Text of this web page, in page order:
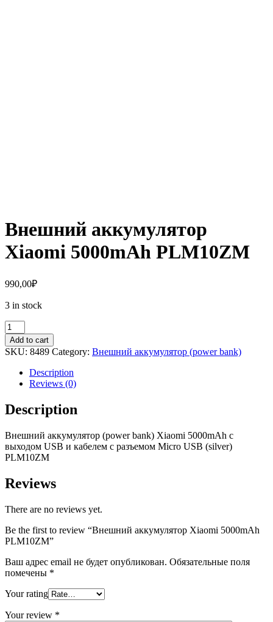
Внешний аккумулятор
Xiaomi 5000mAh PLM10ZM
990,00₽
3 in stock
Внешний
аккумулятор
Xiaomi
5000mAh
PLM10ZM
quantity
Add to cart
SKU: 8489 Category: Внешний аккумулятор (power bank)
Description
Reviews (0)
Description
Внешний аккумулятор (power bank) Xiaomi 5000mAh с
выходом USB и кабелем c разъемом Micro USB (silver)
PLM10ZM
Reviews
There are no reviews yet.
Be the first to review “Внешний аккумулятор Xiaomi 5000mAh
PLM10ZM”
Ваш адрес email не будет опубликован. Обязательные поля
помечены *
Your rating
Your review *